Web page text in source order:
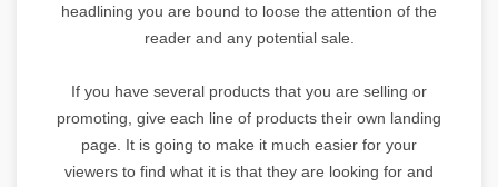
headlining you are bound to loose the attention of the
reader and any potential sale.
If you have several products that you are selling or
promoting, give each line of products their own landing
page. It is going to make it much easier for your
viewers to find what it is that they are looking for and